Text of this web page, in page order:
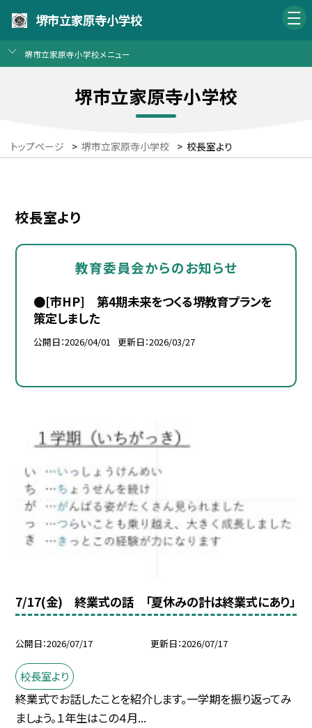
堺市立家原寺小学校
堺市立家原寺小学校メニュー
堺市立家原寺小学校
トップページ > 堺市立家原寺小学校 > 校長室より
校長室より
教育委員会からのお知らせ
●[市HP] 第4期未来をつくる堺教育プランを
策定しました
公開日 2026/04/01 更新日 2026/03/27
7/17(金) 終業式の話 「夏休みの計は終業式にあり」
公開日 2026/07/17 更新日 2026/07/17
校長室より
終業式でお話したことを紹介します。一学期を振り返ってみ
ましょう。１年生はこの４月...